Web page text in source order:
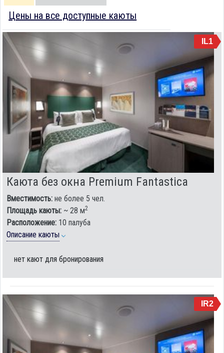
Цены на все доступные каюты
IL1
Каюта без окна Premium Fantastica
Вместимость: не более 5 чел.
Площадь каюты: ~ 28 м2
Расположение: 10 палуба
Описание каюты
нет кают для бронирования
IR2